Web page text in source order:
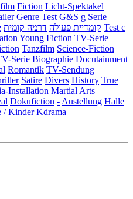
Fiction Licht-Spektakel
Genre Test G&S g Serie
קומדיית פעולה דרמה קומית
Test c
Young Fiction TV-Serie
Tanzfilm Science-Fiction
Serie Biographie Docutainment
Romantik TV-Sendung
Satire Divers History True
Installation Martial Arts
Dokufiction - Austellung Halle
/ Kinder Kdrama